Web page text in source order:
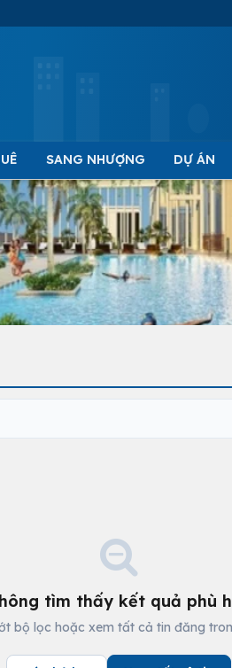
SANG NHƯỢNG DỰ ÁN
tìm thấy kết quả phù
bộ lọc hoặc xem tất cả tin đăng